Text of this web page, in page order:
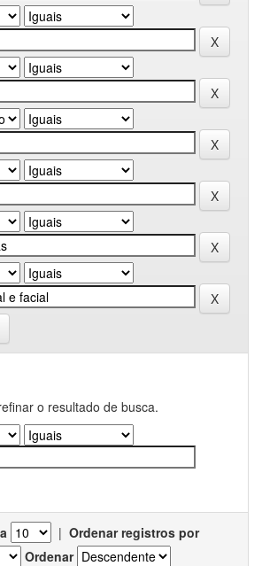
o resultado de busca.
| Ordenar registros por
Ordenar